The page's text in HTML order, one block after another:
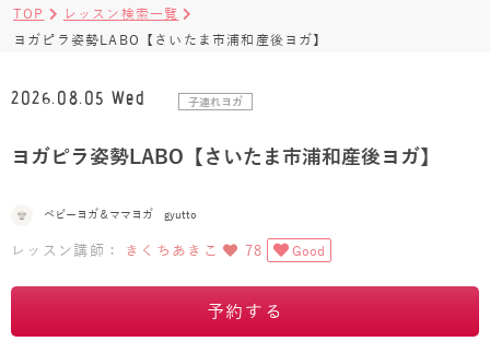
TOP
レッスン検索一覧
ヨガピラ姿勢LABO【さいたま市浦和産後ヨガ】
2026.08.05 Wed 子連れヨガ
ヨガピラ姿勢LABO【さいたま市浦和産後ヨガ】
ベビーヨガ＆ママヨガ gyutto
レッスン講師： きくちあきこ 78 Good
予約する